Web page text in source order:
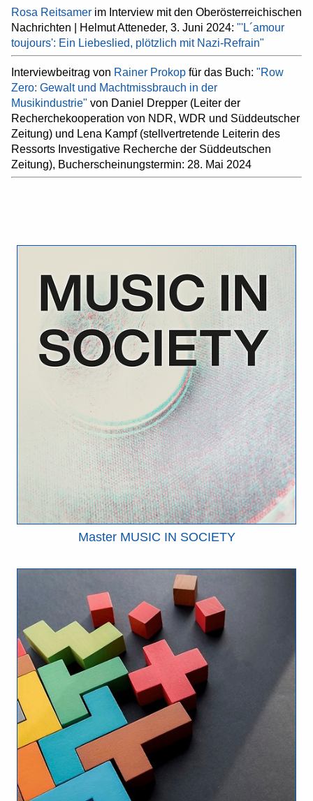
Rosa Reitsamer im Interview mit den Oberösterreichischen
Nachrichten | Helmut Atteneder, 3. Juni 2024: "'L´amour
toujours': Ein Liebeslied, plötzlich mit Nazi-Refrain"
Interviewbeitrag von Rainer Prokop für das Buch: "Row
Zero: Gewalt und Machtmissbrauch in der
Musikindustrie" von Daniel Drepper (Leiter der
Recherchekooperation von NDR, WDR und Süddeutscher
Zeitung) und Lena Kampf (stellvertretende Leiterin des
Ressorts Investigative Recherche der Süddeutschen
Zeitung), Bucherscheinungstermin: 28. Mai 2024
Master MUSIC IN SOCIETY